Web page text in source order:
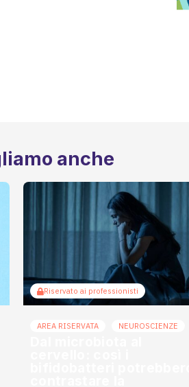
anche
Riservato ai professionisti
AREA RISERVATA NEUROSCIENZE